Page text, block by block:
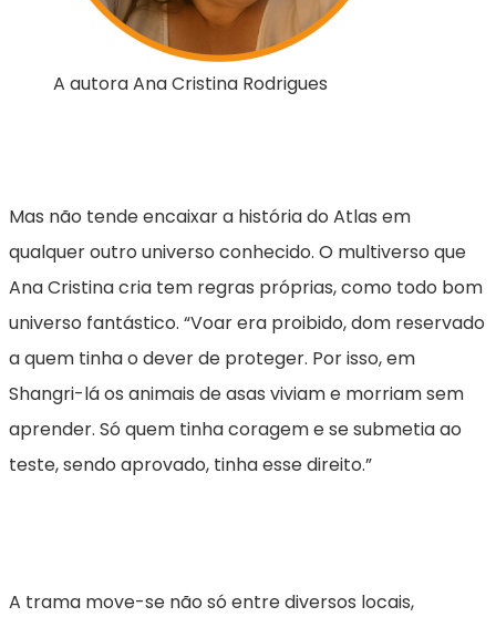
A autora Ana Cristina Rodrigues
Mas não tende encaixar a história do Atlas em
qualquer outro universo conhecido. O multiverso que
Ana Cristina cria tem regras próprias, como todo bom
universo fantástico. “Voar era proibido, dom reservado
a quem tinha o dever de proteger. Por isso, em
Shangri-lá os animais de asas viviam e morriam sem
aprender. Só quem tinha coragem e se submetia ao
teste, sendo aprovado, tinha esse direito.”
A trama move-se não só entre diversos locais,